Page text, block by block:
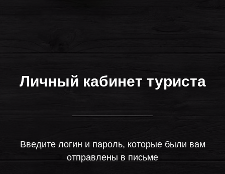
Личный кабинет туриста
Введите логин и пароль, которые были вам
отправлены в письме